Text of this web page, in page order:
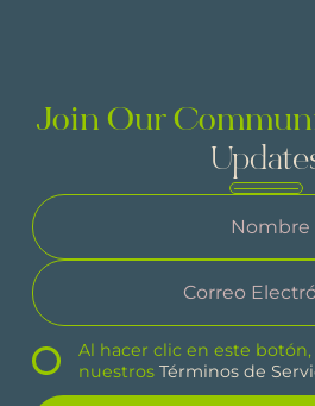
Join Our
Al hacer clic en este
nuestrosTérminos de